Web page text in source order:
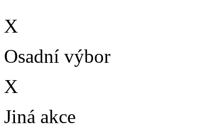
X
Osadní výbor
X
Jiná akce